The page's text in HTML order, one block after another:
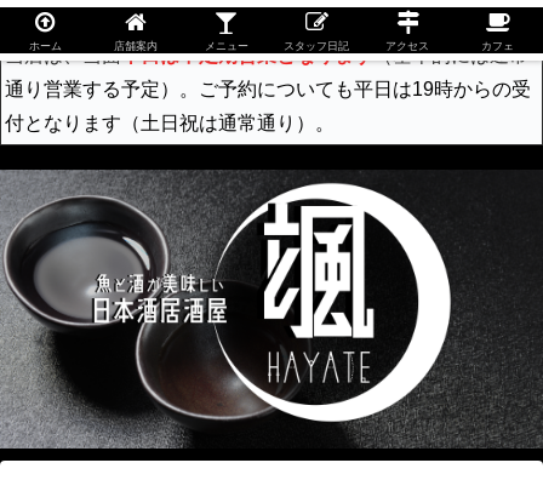
当店は、当面平日は不定期営業となります（基本的には通常
通り営業する予定）。ご予約についても平日は19時からの受
付となります（土日祝は通常通り）。
ホーム 店舗案内 メニュー スタッフ日記 アクセス カフェ